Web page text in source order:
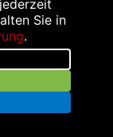
Sie in
.